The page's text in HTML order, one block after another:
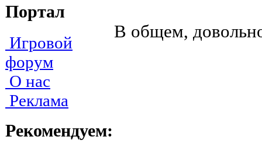
Портал
Игровой
форум
О нас
Реклама
Рекомендуем:
В общем,